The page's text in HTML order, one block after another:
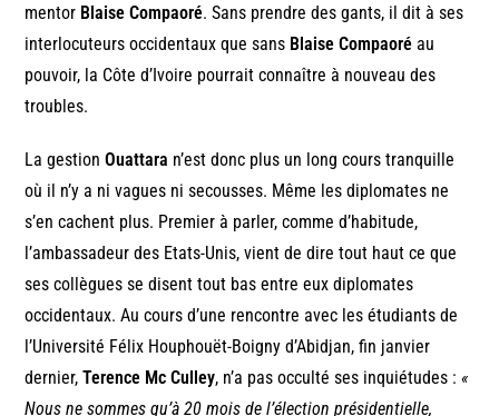
mentor Blaise Compaoré. Sans prendre des gants, il dit à ses
interlocuteurs occidentaux que sans Blaise Compaoré au
pouvoir, la Côte d’Ivoire pourrait connaître à nouveau des
troubles.
La gestionOuattara n’est donc plus un long cours tranquille
où il n’y a ni vagues ni secousses. Même les diplomates ne
s’en cachent plus. Premier à parler, comme d’habitude,
l’ambassadeur des Etats-Unis, vient de dire tout haut ce que
ses collègues se disent tout bas entre eux diplomates
occidentaux. Au cours d’une rencontre avec les étudiants de
l’Université Félix Houphouët-Boigny d’Abidjan, fin janvier
dernier,Terence Mc Culley, n’a pas occulté ses inquiétudes :«
Nous ne sommes qu’à 20 mois de l’élection présidentielle,